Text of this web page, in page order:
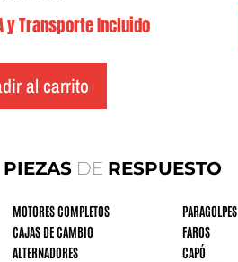
y Transporte Incluido
al carrito
PIEZASDE RESPUESTO
MOTORES COMPLETOS
CAJAS DE CAMBIO
ALTERNADORES
PARAGOLPES
FAROS
CAPÓ